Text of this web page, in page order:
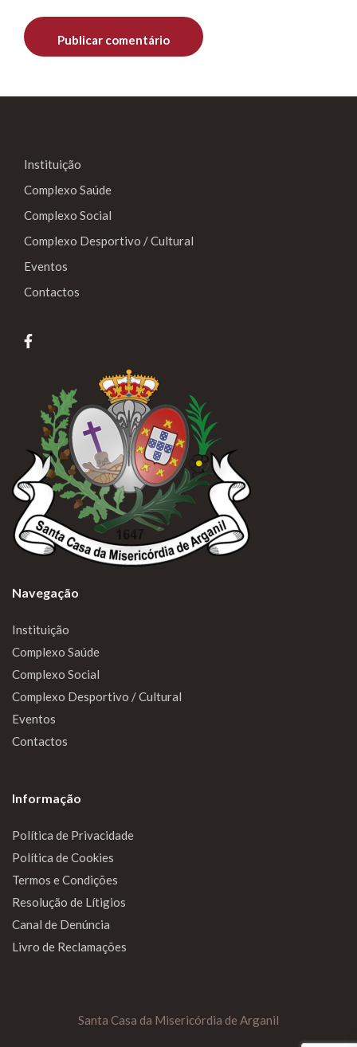
Instituição
Complexo Saúde
Complexo Social
Complexo Desportivo / Cultural
Eventos
Contactos
Navegação
Instituição
Complexo Saúde
Complexo Social
Complexo Desportivo / Cultural
Eventos
Contactos
Informação
Política de Privacidade
Política de Cookies
Termos e Condições
Resolução de Lítigios
Canal de Denúncia
Livro de Reclamações
Santa Casa da Misericórdia de Arganil